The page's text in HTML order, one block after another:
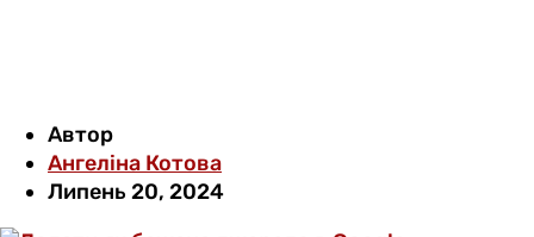
Автор
Ангеліна Котова
Липень 20, 2024